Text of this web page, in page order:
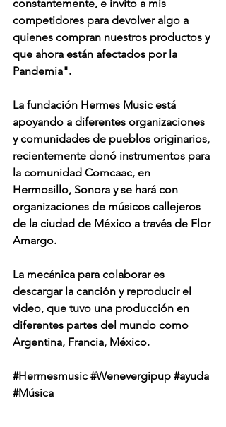
constantemente, e invito a mis
competidores para devolver algo a
quienes compran nuestros productos y
que ahora están afectados por la
Pandemia".
La fundación Hermes Music está
apoyando a diferentes organizaciones
y comunidades de pueblos originarios,
recientemente donó instrumentos para
la comunidad Comcaac, en
Hermosillo, Sonora y se hará con
organizaciones de músicos callejeros
de la ciudad de México a través de Flor
Amargo.
La mecánica para colaborar es
descargar la canción y reproducir el
video, que tuvo una producción en
diferentes partes del mundo como
Argentina, Francia, México.
#Hermesmusic #Wenevergipup #ayuda
#Música